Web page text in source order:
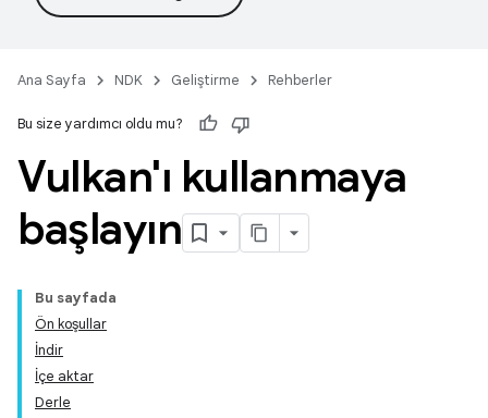
Ana Sayfa NDK Geliştirme Rehberler
Bu size yardımcı oldu mu?
Vulkan'ı kullanmaya
başlayın
Bu sayfada
Ön koşullar
İndir
İçe aktar
Derle